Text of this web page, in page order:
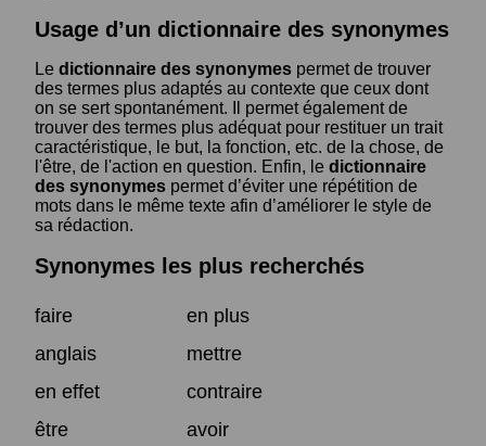
Usage d’un dictionnaire des synonymes
Le dictionnaire des synonymes permet de trouver
des termes plus adaptés au contexte que ceux dont
on se sert spontanément. Il permet également de
trouver des termes plus adéquat pour restituer un trait
caractéristique, le but, la fonction, etc. de la chose, de
l'être, de l'action en question. Enfin, le dictionnaire
des synonymes permet d’éviter une répétition de
mots dans le même texte afin d’améliorer le style de
sa rédaction.
Synonymes les plus recherchés
faire
en plus
anglais
mettre
en effet
contraire
être
avoir